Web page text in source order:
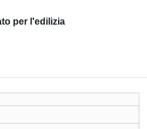
per l'edilizia